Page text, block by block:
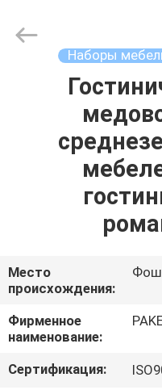
ПРОДУКТЫ
ФАБРИКИ
ПРОВЕРКА
КАЧЕСТВА
Наборы
Место
происхождения:
Фирменное
наименование:
Сертификация: